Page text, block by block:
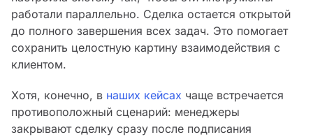
работали параллельно. Сделка остается открытой
до полного завершения всех задач. Это помогает
сохранить целостную картину взаимодействия с
клиентом.
Хотя, конечно, в наших кейсах чаще встречается
противоположный сценарий: менеджеры
закрывают сделку сразу после подписания